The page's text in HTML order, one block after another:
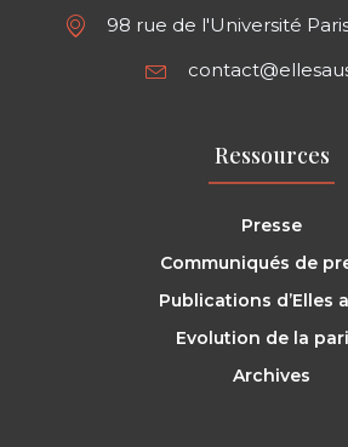
98 rue de l'Université
Ressources
Presse
Communiqués de
Publications d’Elles
Evolution de la
Archives